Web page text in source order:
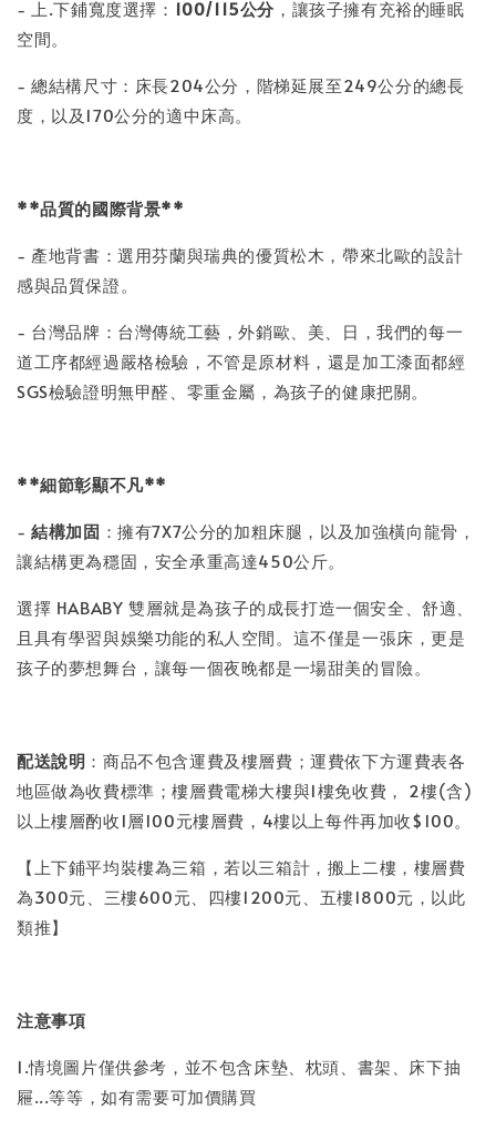
- 上.下鋪寬度選擇： 100/115公分 ，讓孩子擁有充裕的睡眠
空間。
- 總結構尺寸：床長204公分，階梯延展至249公分的總長
度，以及170公分的適中床高。
**品質的國際背景**
- 產地背書：選用芬蘭與瑞典的優質松木，帶來北歐的設計
感與品質保證。
- 台灣品牌：台灣傳統工藝，外銷歐、美、日，我們的每一
道工序都經過嚴格檢驗，不管是原材料，還是加工漆面都經
SGS檢驗證明無甲醛、零重金屬，為孩子的健康把關。
**細節彰顯不凡**
-結構加固 ：擁有7X7公分的加粗床腿，以及加強橫向龍骨，
讓結構更為穩固，安全承重高達450公斤。
選擇 HABABY 雙層就是為孩子的成長打造一個安全、舒適、
且具有學習與娛樂功能的私人空間。這不僅是一張床，更是
孩子的夢想舞台，讓每一個夜晚都是一場甜美的冒險。
配送說明 ：商品不包含運費及樓層費；運費依下方運費表各
地區做為收費標準；樓層費電梯大樓與1樓免收費， 2樓(含)
以上樓層酌收1層100元樓層費，4樓以上每件再加收$100。
【上下鋪平均裝樓為三箱，若以三箱計，搬上二樓，樓層費
為300元、三樓600元、四樓1200元、五樓1800元，以此
類推】
注意事項
1.情境圖片僅供參考，並不包含床墊、枕頭、書架、床下抽
屜...等等，如有需要可加價購買